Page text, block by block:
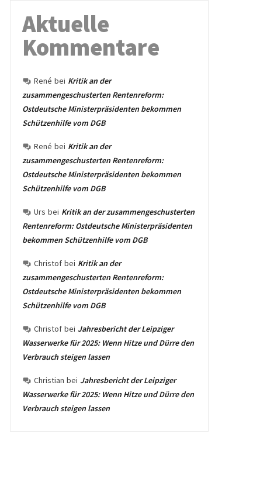
Aktuelle
Kommentare
René bei Kritik an der
zusammengeschusterten Rentenreform:
Ostdeutsche Ministerpräsidenten bekommen
Schützenhilfe vom DGB
René bei Kritik an der
zusammengeschusterten Rentenreform:
Ostdeutsche Ministerpräsidenten bekommen
Schützenhilfe vom DGB
Urs bei Kritik an der zusammengeschusterten
Rentenreform: Ostdeutsche Ministerpräsidenten
bekommen Schützenhilfe vom DGB
Christof bei Kritik an der
zusammengeschusterten Rentenreform:
Ostdeutsche Ministerpräsidenten bekommen
Schützenhilfe vom DGB
Christof bei Jahresbericht der Leipziger
Wasserwerke für 2025: Wenn Hitze und Dürre den
Verbrauch steigen lassen
Christian bei Jahresbericht der Leipziger
Wasserwerke für 2025: Wenn Hitze und Dürre den
Verbrauch steigen lassen